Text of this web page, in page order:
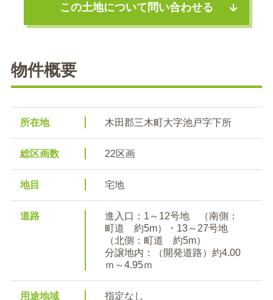
この土地について問い合わせる
物件概要
所在地 木田郡三木町大字池戸字下所
総区画数 22区画
地目 宅地
道路
進入口：1～12号地 （南側：
町道 約5m）・13～27号地
（北側：町道 約5m）
分譲地内：（開発道路）約4.00
ｍ～4.95ｍ
用途地域 指定なし